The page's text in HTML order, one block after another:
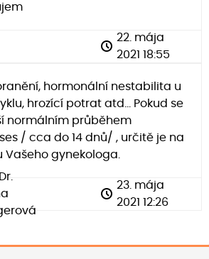
22. mája
2021 18:55
hormonální nestabilita u
hrozící potrat atd... Pokud se
normálním průběhem
/ cca do 14 dnů/ , určitě je na
Vašeho gynekologa.
23. mája
2021 12:26